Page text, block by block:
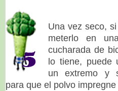
Una vez seco,
meterlo en
cucharada de
lo tiene, puede
un extremo y
para que el polvo